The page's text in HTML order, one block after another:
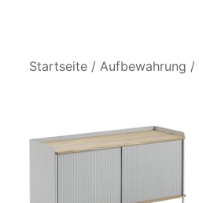
Startseite / Aufbewahrung /